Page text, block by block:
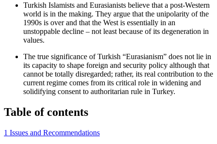
Turkish Islamists and Eurasianists believe that a post-Western
world is in the making. They argue that the unipolarity of the
1990s is over and that the West is essentially in an
unstoppable decline – not least because of its degeneration in
values.
The true significance of Turkish “Eurasianism” does not lie in
its capacity to shape foreign and security policy although that
cannot be totally dis­regarded; rather, its real contribution to the
current regime comes from its critical role in widening and
solidifying consent to authoritarian rule in Turkey.
Table of contents
1 Issues and Recommendations